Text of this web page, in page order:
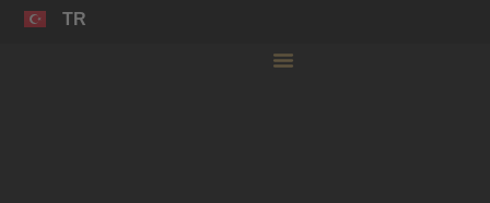
TR
AR